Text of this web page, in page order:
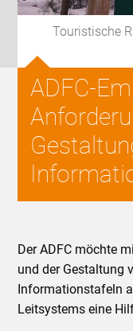
Touristische
ADFC-
Der ADFC möchte
und der Gestaltung
Informationstafeln
Leitsystems eine